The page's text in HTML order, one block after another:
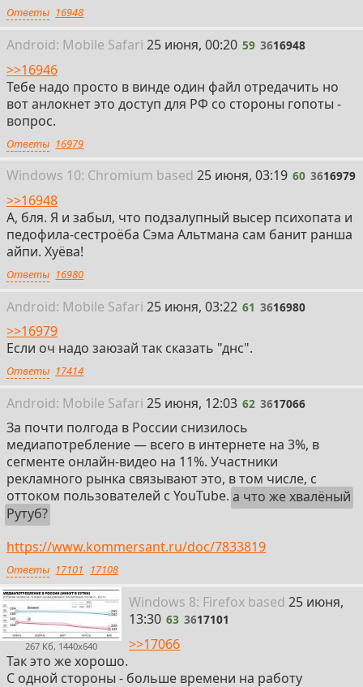
Ответы 16948
Android: Mobile Safari 59
25 июня, 00:20 59 3616948
>>16946
Тебе надо просто в винде один файл отредачить но
вот анлокнет это доступ для РФ со стороны гопоты -
вопрос.
Ответы 16979
Windows 10: Chromium based 60
25 июня, 03:19 60 3616979
>>16948
А, бля. Я и забыл, что подзалупный высер психопата и
педофила-сестроёба Сэма Альтмана сам банит ранша
айпи. Хуёва!
Ответы 16980
Android: Mobile Safari 61
25 июня, 03:22 61 3616980
>>16979
Если оч надо заюзай так сказать "днс".
Ответы 17414
Android: Mobile Safari 62
25 июня, 12:03 62 3617066
За почти полгода в России снизилось
медиапотребление — всего в интернете на 3%, в
сегменте онлайн-видео на 11%. Участники
рекламного рынка связывают это, в том числе, с
оттоком пользователей с YouTube. а что же хвалёный
Рутуб?
https://www.kommersant.ru/doc/7833819
Ответы 17101 17108
267 Кб, 1440x640
Windows 8: Firefoxbased 63
25 июня,
13:30 63 3617101
>>17066
Так это же хорошо.
С одной стороны - больше времени на работу